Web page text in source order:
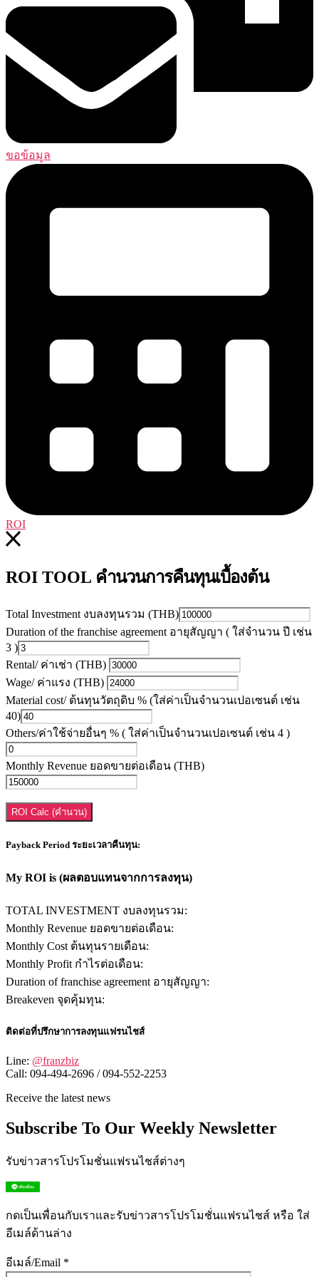
ขอข้อมูล
ROI
ROI TOOL คำนวนการคืนทุนเบื้องต้น
Total Investment งบลงทุนรวม (THB)
Duration of the franchise agreement อายุสัญญา ( ใส่จำนวน ปี เช่น
3 )
Rental/ ค่าเช่า (THB)
Wage/ ค่าแรง (THB)
Material cost/ ต้นทุนวัตถุดิบ % (ใส่ค่าเป็นจำนวนเปอเซนต์ เช่น
40)
Others/ค่าใช้จ่ายอื่นๆ % ( ใส่ค่าเป็นจำนวนเปอเซนต์ เช่น 4 )
Monthly Revenue ยอดขายต่อเดือน (THB)
ROI Calc (คำนวน)
Payback Period ระยะเวลาคืนทุน:
My ROI is (ผลตอบแทนจากการลงทุน)
TOTAL INVESTMENT งบลงทุนรวม:
Monthly Revenue ยอดขายต่อเดือน:
Monthly Cost ต้นทุนรายเดือน:
Monthly Profit กำไรต่อเดือน:
Duration of franchise agreement อายุสัญญา:
Breakeven จุดคุ้มทุน:
ติดต่อที่ปรึกษาการลงทุนแฟรนไชส์
Line: @franzbiz
Call: 094-494-2696 / 094-552-2253
Receive the latest news
Subscribe To Our Weekly Newsletter
รับข่าวสารโปรโมชั่นแฟรนไชส์ต่างๆ
กดเป็นเพื่อนกับเราและรับข่าวสารโปรโมชั่นแฟรนไชส์ หรือ ใส่
อีเมล์ด้านล่าง
อีเมล์/Email *